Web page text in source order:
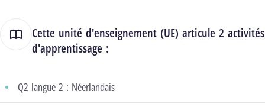
Cette unité d'enseignement (UE) articule 2 activités
d'apprentissage :
Q2 langue 2 : Néerlandais